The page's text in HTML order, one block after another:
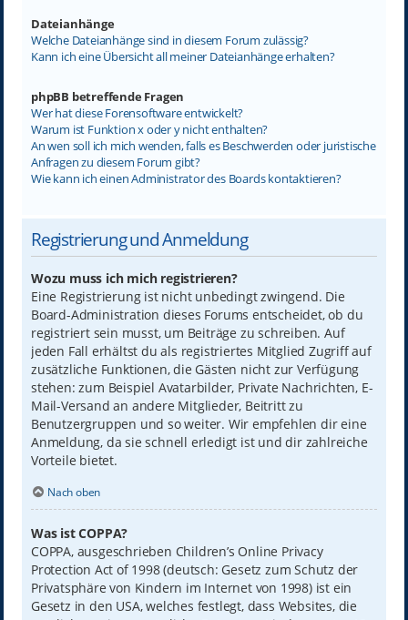
Dateianhänge
Welche Dateianhänge sind in diesem Forum zulässig?
Kann ich eine Übersicht all meiner Dateianhänge erhalten?
phpBB betreffende Fragen
Wer hat diese Forensoftware entwickelt?
Warum ist Funktion x oder y nicht enthalten?
An wen soll ich mich wenden, falls es Beschwerden oder juristische
Anfragen zu diesem Forum gibt?
Wie kann ich einen Administrator des Boards kontaktieren?
Registrierung und Anmeldung
Wozu muss ich mich registrieren?
Eine Registrierung ist nicht unbedingt zwingend. Die
Board-Administration dieses Forums entscheidet, ob du
registriert sein musst, um Beiträge zu schreiben. Auf
jeden Fall erhältst du als registriertes Mitglied Zugriff auf
zusätzliche Funktionen, die Gästen nicht zur Verfügung
stehen: zum Beispiel Avatarbilder, Private Nachrichten, E-
Mail-Versand an andere Mitglieder, Beitritt zu
Benutzergruppen und so weiter. Wir empfehlen dir eine
Anmeldung, da sie schnell erledigt ist und dir zahlreiche
Vorteile bietet.
Nach oben
Was ist COPPA?
COPPA, ausgeschrieben Children’s Online Privacy
Protection Act of 1998 (deutsch: Gesetz zum Schutz der
Privatsphäre von Kindern im Internet von 1998) ist ein
Gesetz in den USA, welches festlegt, dass Websites, die